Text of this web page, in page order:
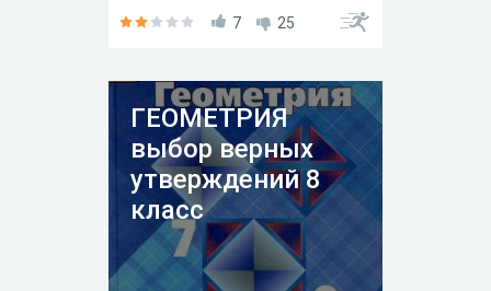
7 25
ГЕОМЕТРИЯ
выбор верных
утверждений 8
класс